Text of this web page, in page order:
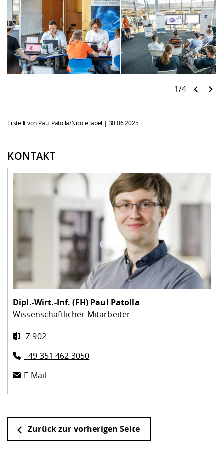
1/4
Erstellt von Paul Patolla/Nicole Jäpel | 30.06.2025
KONTAKT
Dipl.-Wirt.-Inf. (FH) Paul Patolla
Wissenschaftlicher Mitarbeiter
Z 902
+49 351 462 3050
E-Mail
Zurück zur vorherigen Seite